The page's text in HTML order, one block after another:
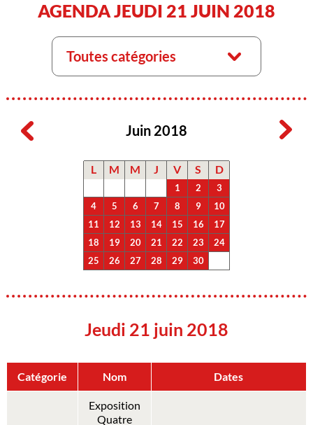
AGENDA JEUDI 21 JUIN 2018
Toutes catégories
Juin 2018
L M M J V S D
1 2
3
4
5 6 7 8 9
10
11
12 13 14 15 16
17
18
19 20 21 22 23
24
25
26 27 28 29 30
Jeudi 21 juin 2018
Catégorie Nom Dates
Exposition
Quatre